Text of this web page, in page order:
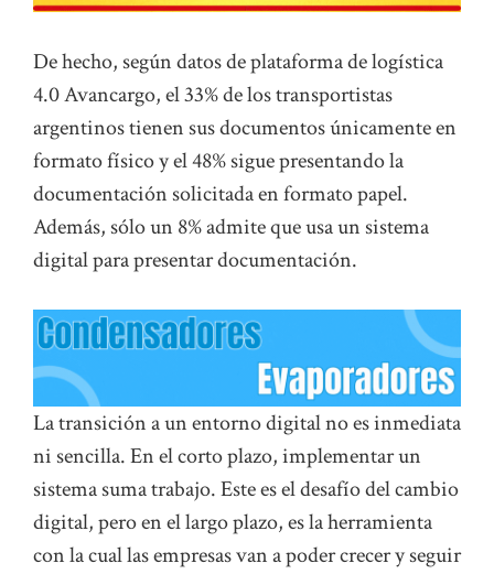
De hecho, según datos de plataforma de logística
4.0 Avancargo, el 33% de los transportistas
argentinos tienen sus documentos únicamente en
formato físico y el 48% sigue presentando la
documentación solicitada en formato papel.
Además, sólo un 8% admite que usa un sistema
digital para presentar documentación.
La transición a un entorno digital no es inmediata
ni sencilla. En el corto plazo, implementar un
sistema suma trabajo. Este es el desafío del cambio
digital, pero en el largo plazo, es la herramienta
con la cual las empresas van a poder crecer y seguir